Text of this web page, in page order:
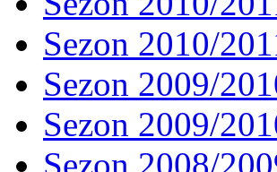
Sezon 2010/
Sezon 2009/
Sezon 2009/